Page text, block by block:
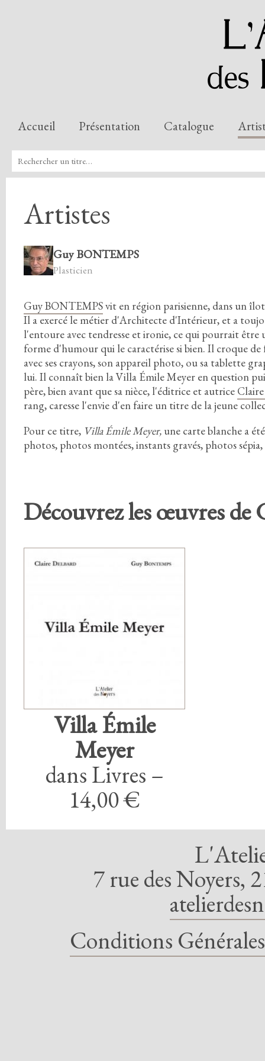
Accueil Présentation Catalogue
Artistes
Guy BONTEMPS
Plasticien
Guy BONTEMPSvit en région parisienne, dans un
Il a exercé le métier d'Architecte d'Intérieur, et a
l'entoure avec tendresse et ironie, ce qui pourrait être
forme d'humour qui le caractérise si bien. Il croque
avec ses crayons,son appareil photo, ou sa tablette
lui. Il connaît bien la Villa Émile Meyer en question
père,bien avant que sa nièce, l'éditrice et autrice
rang, caresse l'envie d'en faire un titre de la jeune
Pour ce titre, Villa Émile Meyer, une carte blanche a
photos, photos montées,instants gravés, photos sépia,
Découvrez les œuvres de
Villa Émile
Meyer
dans Livres –
14,00 €
7 rue des Noyers,
Conditions